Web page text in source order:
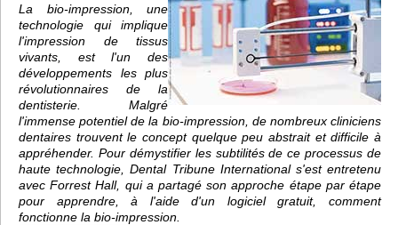
La bio-impression, une
technologie qui implique
l'impression de tissus
vivants, est l'un des
développements les plus
révolutionnaires de la
dentisterie. Malgré
l'immense potentiel de la bio-impression, de nombreux cliniciens
dentaires trouvent le concept quelque peu abstrait et difficile à
appréhender. Pour démystifier les subtilités de ce processus de
haute technologie, Dental Tribune International s'est entretenu
avec Forrest Hall, qui a partagé son approche étape par étape
pour apprendre, à l'aide d'un logiciel gratuit, comment
fonctionne la bio-impression.